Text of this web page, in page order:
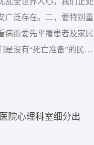
广泛存在。二，要特别重
病而要先平覆患者及家属
是没有“死亡准备”的民
发地。三，在全社会关
院心理科室细分出